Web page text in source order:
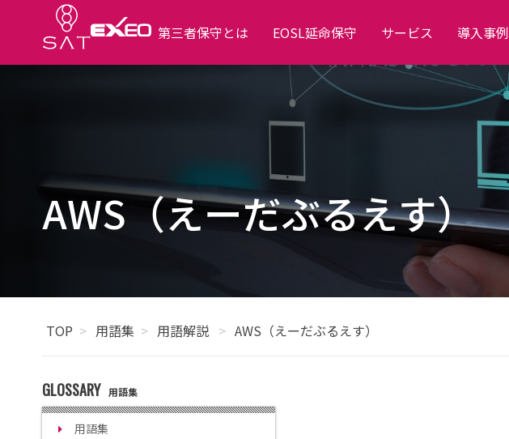
第三者保守とは EOSL延命保守 サービス 導入事例
AWS（えーだぶるえす）
TOP 用語集 用語解説 AWS（えーだぶるえす）
GLOSSARY 用語集
用語集